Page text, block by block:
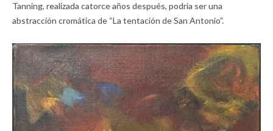
Tanning, realizada catorce años después, podría ser una
abstracción cromática de “La tentación de San Antonio”.